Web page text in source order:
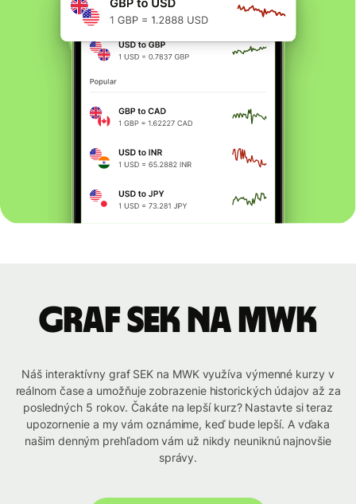
graf SEK na MWK
Náš interaktívny graf SEK na MWK využíva výmenné kurzy v
reálnom čase a umožňuje zobrazenie historických údajov až za
posledných 5 rokov. Čakáte na lepší kurz? Nastavte si teraz
upozornenie a my vám oznámime, keď bude lepší. A vďaka
našim denným prehľadom vám už nikdy neuniknú najnovšie
správy.